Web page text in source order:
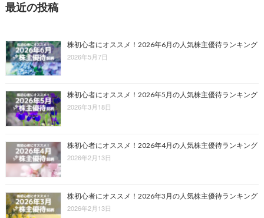
最近の投稿
株初心者にオススメ！2026年6月の人気株主優待ランキング
2026年5月7日
株初心者にオススメ！2026年5月の人気株主優待ランキング
2026年3月18日
株初心者にオススメ！2026年4月の人気株主優待ランキング
2026年2月13日
株初心者にオススメ！2026年3月の人気株主優待ランキング
2026年2月13日